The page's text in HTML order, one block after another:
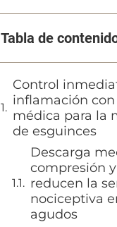
Tabla de
Control
inflamación
médica para la
de esguinces
Descarga
compresión
reducen la
nociceptiva
agudos